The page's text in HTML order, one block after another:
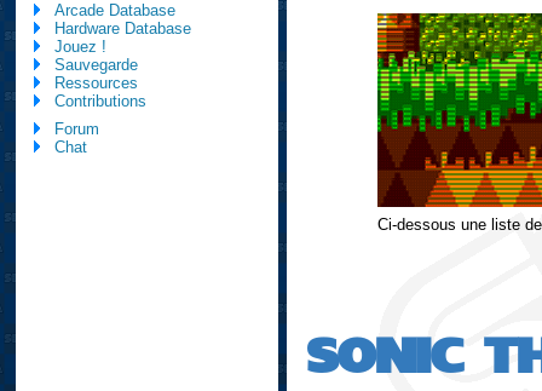
Ci-dessous une liste
SONIC
Arcade Database
Hardware Database
Jouez !
Sauvegarde
Ressources
Contributions
Forum
Chat